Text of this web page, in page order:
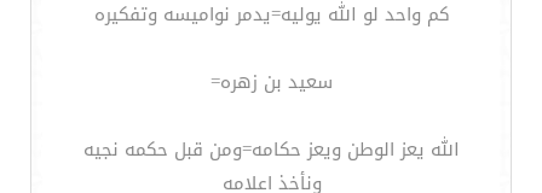
كم واحد لو الله يوليه=يدمر نواميسه وتفكيره
سعيد بن زهره=
الله يعز الوطن ويعز حكامه=ومن قبل حكمه نجيه
ونأخذ اعلامه